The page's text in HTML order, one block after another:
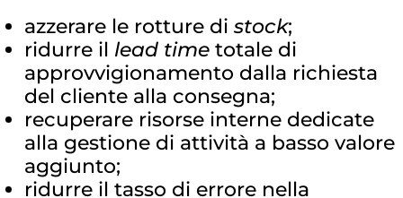
azzerare le rotture di stock;
ridurre il lead time totale di
approvvigionamento dalla richiesta
del cliente alla consegna;
recuperare risorse interne dedicate
alla gestione di attività a basso valore
aggiunto;
ridurre il tasso di errore nella